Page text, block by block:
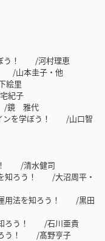
ぼう！ /河村理恵
/山本圭子・他
絵里
紀子
/鏡 雅代
インを学ぼう！ /山口智
！ /清水健司
を知ろう！ /大沼周平・
運用法を知ろう！ /黒田
知ろう！ /石川亜貴
ろう！ /髙野亨子